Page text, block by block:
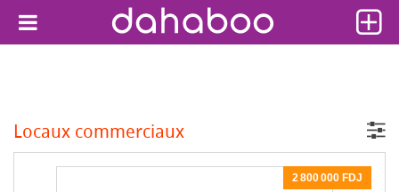
Locaux commerciaux
2 800 000 FDJ